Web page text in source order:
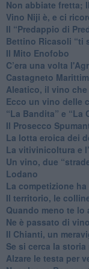
​Non abbiate fretta;
​Vino Niji è, e ci
Il “Predappio di
Bettino Ricasoli “ti
Il Mito Enofobo
​C’era una volta
​Castagneto
Aleatico, il vino
Ecco un vino delle
“La Bandita” e “La
​Il Prosecco
​La lotta eroica dei
​La vitivinicoltura e
​Un vino, due
Lodano
​La competizione
Il territorio, le
Quando meno te lo
​Ne è passato di
​Il Chianti, un
​Se si cerca la
Alzare le testa per